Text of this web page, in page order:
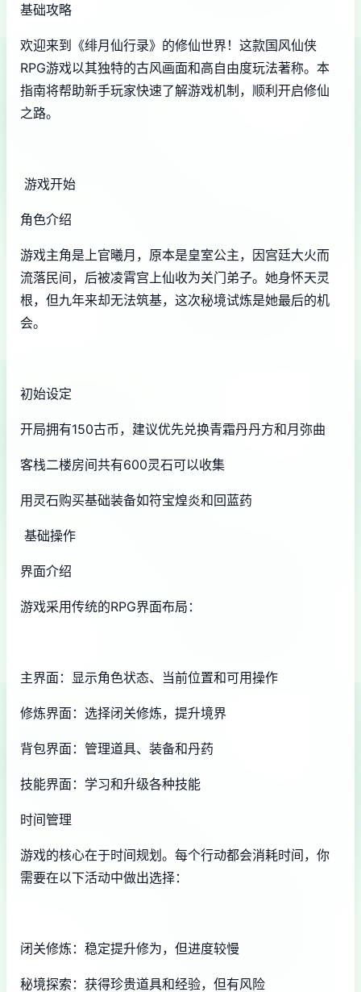
基础攻略
欢迎来到《绯月仙行录》的修仙世界！这款国风仙侠
RPG游戏以其独特的古风画面和高自由度玩法著称。本
指南将帮助新手玩家快速了解游戏机制，顺利开启修仙
之路。
游戏开始
角色介绍
游戏主角是上官曦月，原本是皇室公主，因宫廷大火而
流落民间，后被凌霄宫上仙收为关门弟子。她身怀天灵
根，但九年来却无法筑基，这次秘境试炼是她最后的机
会。
初始设定
开局拥有150古币，建议优先兑换青霜丹丹方和月弥曲
客栈二楼房间共有600灵石可以收集
用灵石购买基础装备如符宝煌炎和回蓝药
基础操作
界面介绍
游戏采用传统的RPG界面布局：
主界面：显示角色状态、当前位置和可用操作
修炼界面：选择闭关修炼，提升境界
背包界面：管理道具、装备和丹药
技能界面：学习和升级各种技能
时间管理
游戏的核心在于时间规划。每个行动都会消耗时间，你
需要在以下活动中做出选择：
闭关修炼：稳定提升修为，但进度较慢
秘境探索：获得珍贵道具和经验，但有风险